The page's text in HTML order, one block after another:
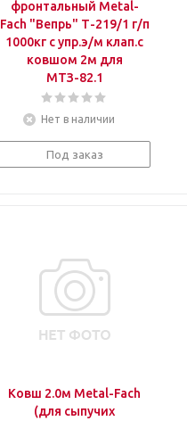
фронтальный Metal-
Fach "Вепрь" Т-219/1 г/п
1000кг с упр.э/м клап.с
ковшом 2м для
МТЗ-82.1
Нет в наличии
Под заказ
Ковш 2.0м Metal-Fach
(для сыпучих